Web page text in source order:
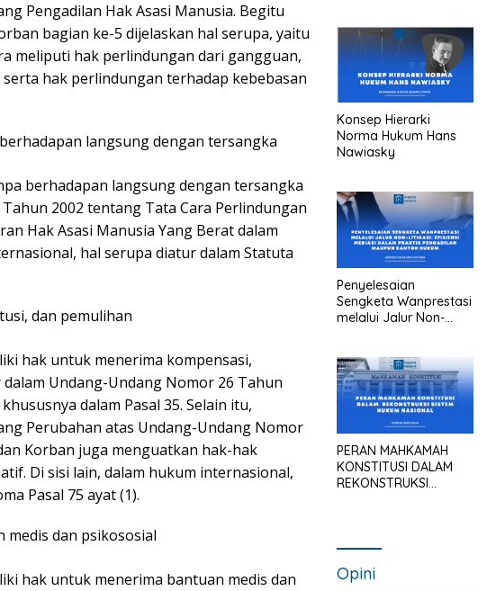
Pengadilan Hak Asasi Manusia. Begitu
bagian ke-5 dijelaskan hal serupa, yaitu
meliputi hak perlindungan dari gangguan,
hak perlindungan terhadap kebebasan
langsung dengan tersangka
berhadapan langsung dengan tersangka
2002 tentang Tata Cara Perlindungan
Hak Asasi Manusia Yang Berat dalam
hal serupa diatur dalam Statuta
dan pemulihan
hak untuk menerima kompensasi,
Undang-Undang Nomor 26 Tahun
dalam Pasal 35. Selain itu,
Perubahan atas Undang-Undang Nomor
Korban juga menguatkan hak-hak
Di sisi lain, dalam hukum internasional,
Pasal 75 ayat (1).
dan psikososial
hak untuk menerima bantuan medis dan
Konsep Hierarki
Norma Hukum Hans
Nawiasky
Penyelesaian
Sengketa Wanprestasi
melalui Jalur Non-
Pengadilan Maupun
Kantor Hukum
PERAN MAHKAMAH
KONSTITUSI DALAM
REKONSTRUKSI
Opini